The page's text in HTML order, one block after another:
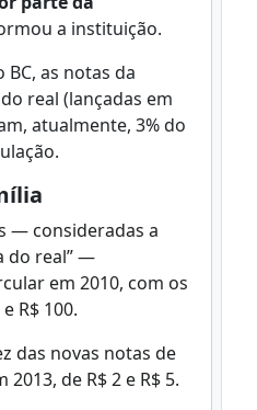
a instituição.
as notas da
real (lançadas em
atualmente, 3% do
— consideradas a
do real” —
em 2010, com os
R$ 100.
das novas notas de
2013, de R$ 2 e R$ 5.